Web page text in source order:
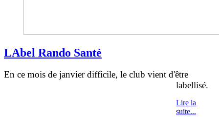
LAbel Rando Santé
En ce mois de janvier difficile, le club vient d'être
labellisé.
Lire la
suite...